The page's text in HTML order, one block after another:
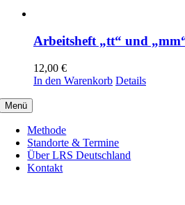
Arbeitsheft „tt“ und
12,00 €
In den Warenkorb Details
Menü
Methode
Standorte & Termine
Über LRS Deutschland
Kontakt